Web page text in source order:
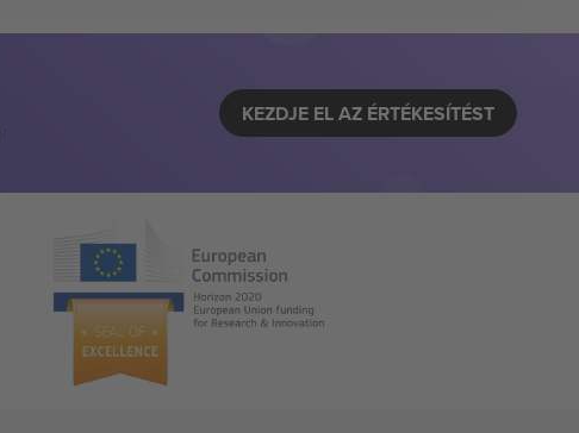
KEZDJE EL AZ ÉRTÉKESÍTÉST